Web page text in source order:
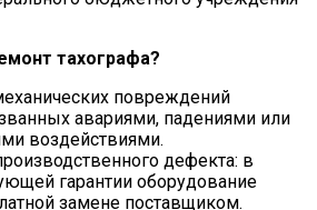
тахографа?
повреждений
авариями, падениями или
воздействиями.
дефекта: в
гарантии оборудование
замене поставщиком.